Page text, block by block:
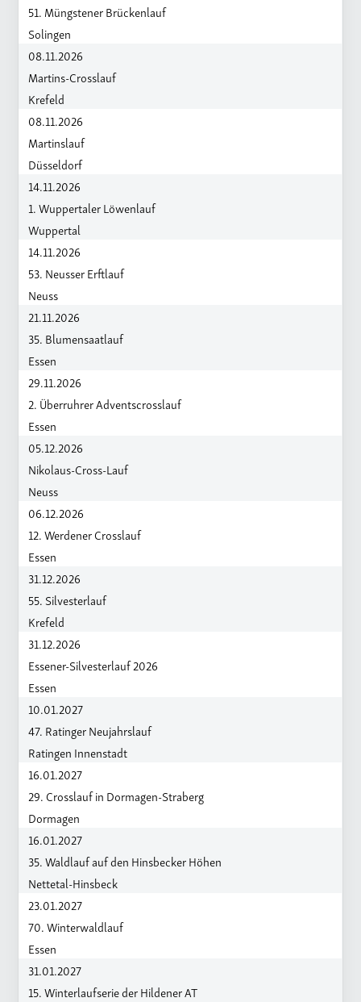
51. Müngstener Brückenlauf
Solingen
08.11.2026
Martins-Crosslauf
Krefeld
08.11.2026
Martinslauf
Düsseldorf
14.11.2026
1. Wuppertaler Löwenlauf
Wuppertal
14.11.2026
53. Neusser Erftlauf
Neuss
21.11.2026
35. Blumensaatlauf
Essen
29.11.2026
2. Überruhrer Adventscrosslauf
Essen
05.12.2026
Nikolaus-Cross-Lauf
Neuss
06.12.2026
12. Werdener Crosslauf
Essen
31.12.2026
55. Silvesterlauf
Krefeld
31.12.2026
Essener-Silvesterlauf 2026
Essen
10.01.2027
47. Ratinger Neujahrslauf
Ratingen Innenstadt
16.01.2027
29. Crosslauf in Dormagen-Straberg
Dormagen
16.01.2027
35. Waldlauf auf den Hinsbecker Höhen
Nettetal-Hinsbeck
23.01.2027
70. Winterwaldlauf
Essen
31.01.2027
15. Winterlaufserie der Hildener AT